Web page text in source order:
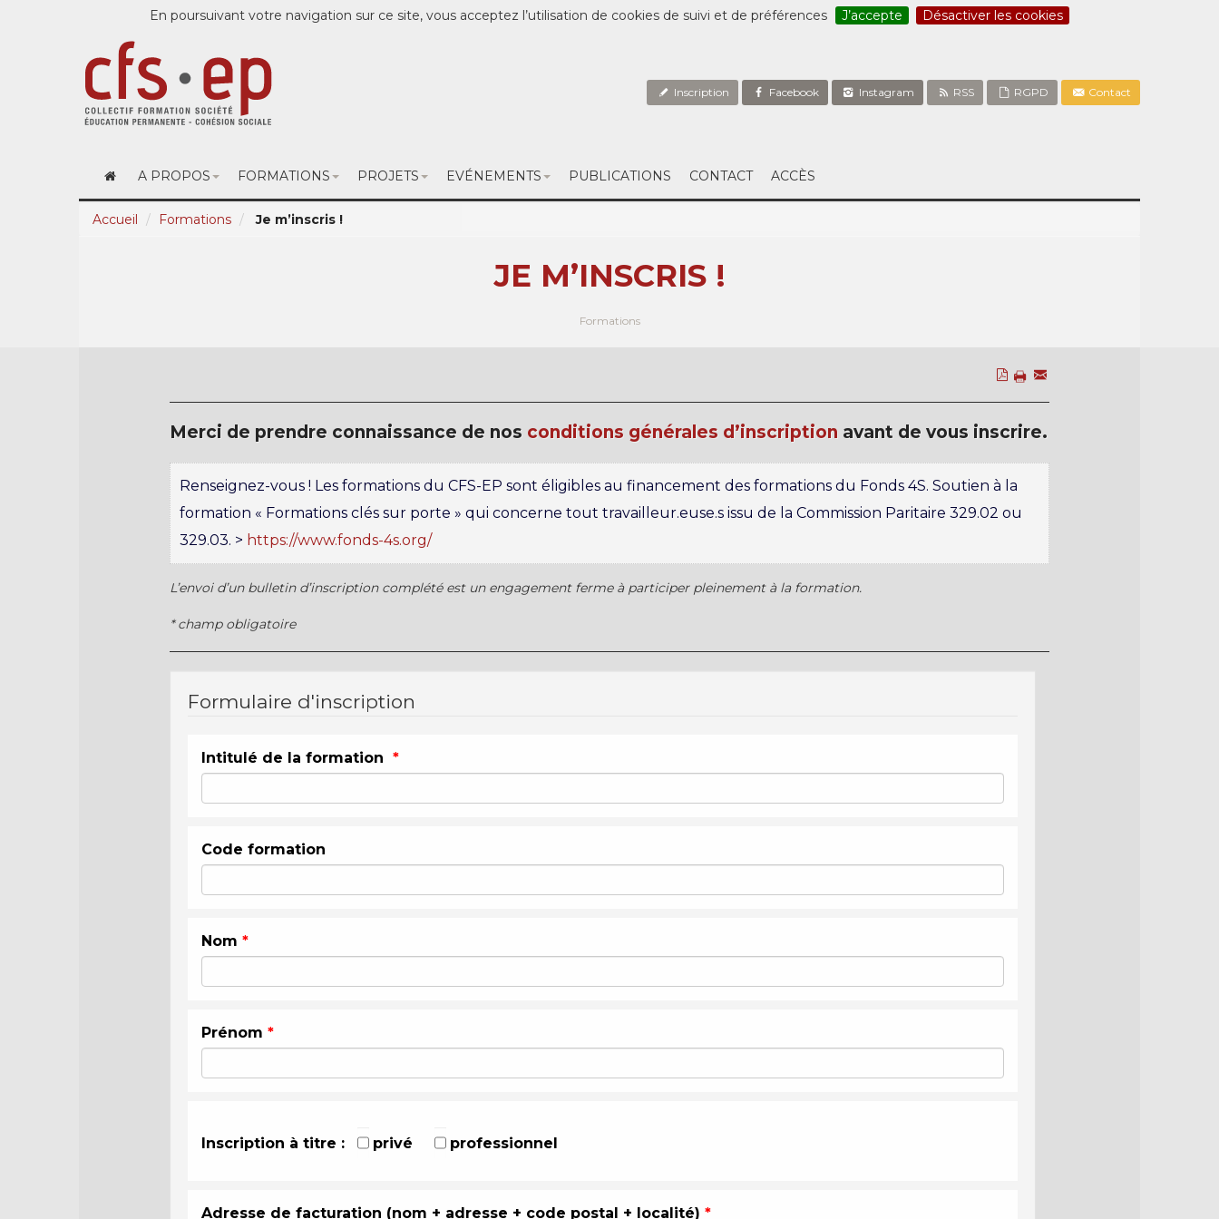
En poursuivant votre navigation sur ce site, vous acceptez l’utilisation de cookies de suivi et de préférences J’accepte Désactiver les cookies
Inscription Facebook Instagram RSS RGPD Contact
A PROPOS FORMATIONS PROJETS EVÉNEMENTS PUBLICATIONS CONTACT ACCÈS
Accueil Formations Je m’inscris !
JE M’INSCRIS !
Formations
Merci de prendre connaissance de nos conditions générales d’inscription avant de vous inscrire.
Renseignez-vous ! Les formations du CFS-EP sont éligibles au financement des formations du Fonds 4S. Soutien à la
formation « Formations clés sur porte » qui concerne tout travailleur.euse.s issu de la Commission Paritaire 329.02 ou
329.03. > https://www.fonds-4s.org/
L’envoi d’un bulletin d’inscription complété est un engagement ferme à participer pleinement à la formation.
* champ obligatoire
Formulaire d'inscription
Intitulé de la formation *
Code formation
Nom *
Prénom *
Inscription à titre : privé professionnel
Adresse de facturation (nom + adresse + code postal + localité) *